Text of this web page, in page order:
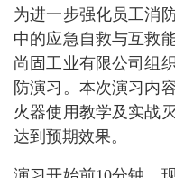
为进一步强化员工消
中的应急自救与互救
尚固工业有限公司组
防演习。本次演习内
火器使用教学及实战
达到预期效果。